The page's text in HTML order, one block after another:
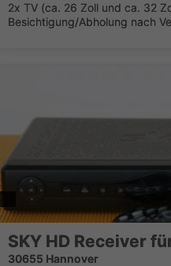
2x TV (ca. 26 Zoll und ca. 32
Besichtigung/Abholung nach
SKY HD Receiver
30655 Hannover